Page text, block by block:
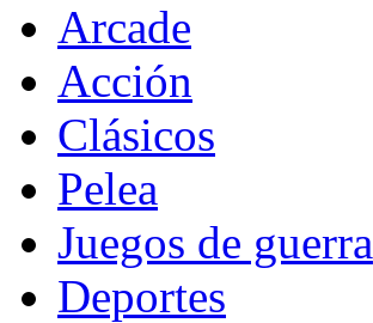
Arcade
Acción
Clásicos
Pelea
Juegos de guerra
Deportes